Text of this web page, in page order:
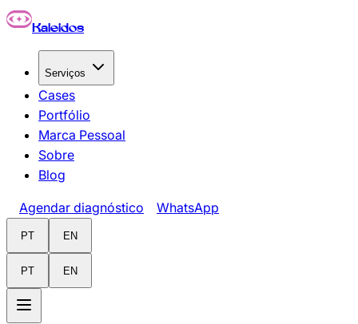
Pular para o conteúdo principal
Kaleidos
Serviços
Cases
Portfólio
Marca Pessoal
Sobre
Blog
Agendar diagnóstico WhatsApp
PT EN
PT EN